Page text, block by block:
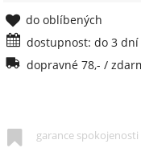
do oblíbených
dostupnost: do 3 dní
dopravné 78,- /
garance spokojenosti